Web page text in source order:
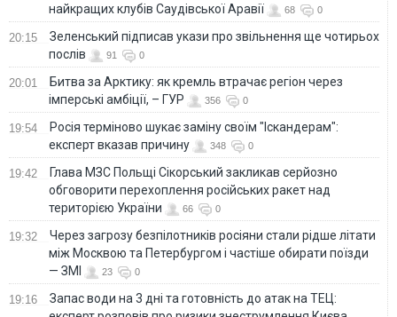
найкращих клубів Саудівської Аравії
68 0
20:15
Зеленський підписав укази про звільнення ще чотирьох
послів
91 0
20:01
Битва за Арктику: як кремль втрачає регіон через
імперські амбіції, – ГУР
356 0
19:54
Росія терміново шукає заміну своїм "Іскандерам":
експерт вказав причину
348 0
19:42
Глава МЗС Польщі Сікорський закликав серйозно
обговорити перехоплення російських ракет над
територією України
66 0
19:32
Через загрозу безпілотників росіяни стали рідше літати
між Москвою та Петербургом і частіше обирати поїзди
— ЗМІ
23 0
19:16
Запас води на 3 дні та готовність до атак на ТЕЦ: